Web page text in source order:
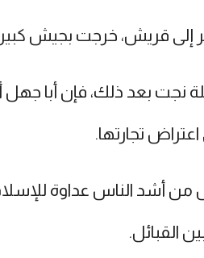
إلى قريش، خرجت بجيش كبير
نجت بعد ذلك، فإن أبا
تجارتها.
من أشد الناس عداوة
القبائل.